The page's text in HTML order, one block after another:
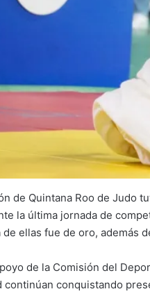
de Quintana Roo de Judo
la última jornada de
ellas fue de oro, además
de la Comisión del
continúan conquistando